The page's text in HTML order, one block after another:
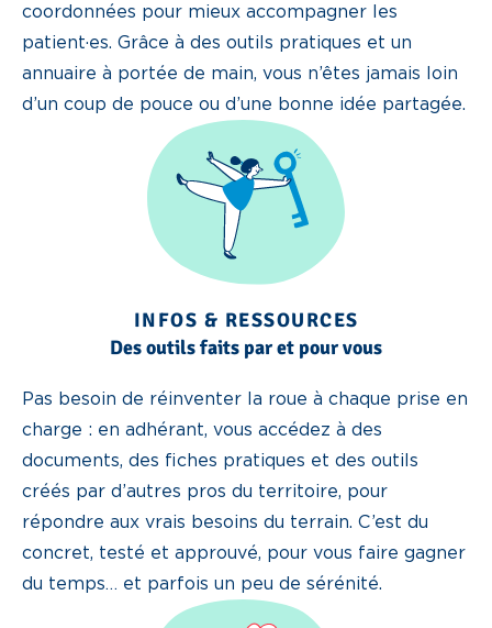
coordonnées pour mieux accompagner les
patient·es. Grâce à des outils pratiques et un
annuaire à portée de main, vous n’êtes jamais loin
d’un coup de pouce ou d’une bonne idée partagée.
INFOS & RESSOURCES
Des outils faits par et pour vous
Pas besoin de réinventer la roue à chaque prise en
charge : en adhérant, vous accédez à des
documents, des fiches pratiques et des outils
créés par d’autres pros du territoire, pour
répondre aux vrais besoins du terrain. C’est du
concret, testé et approuvé, pour vous faire gagner
du temps… et parfois un peu de sérénité.